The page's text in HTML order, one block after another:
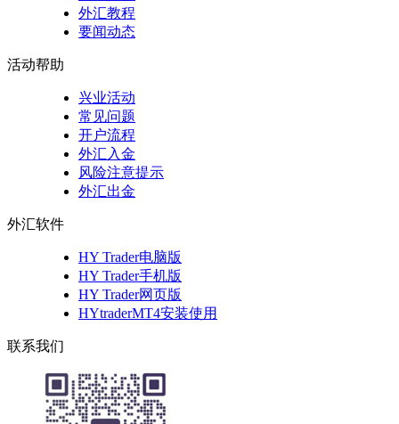
外汇教程
要闻动态
活动帮助
兴业活动
常见问题
开户流程
外汇入金
风险注意提示
外汇出金
外汇软件
HY Trader电脑版
HY Trader手机版
HY Trader网页版
HYtraderMT4安装使用
联系我们